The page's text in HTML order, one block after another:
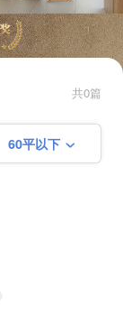
共0篇
60平以下